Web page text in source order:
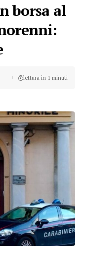
borsa al
lettura in 1 minuti